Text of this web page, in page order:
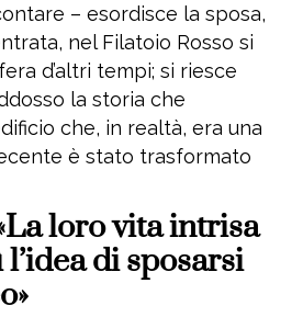
– esordisce la sposa,
nel Filatoio Rosso si
d’altri tempi; si riesce
la storia che
che, in realtà, era una
è stato trasformato
loro vita intrisa
di sposarsi